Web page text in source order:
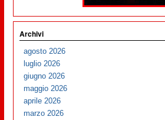
Archivi
agosto 2026
luglio 2026
giugno 2026
maggio 2026
aprile 2026
marzo 2026